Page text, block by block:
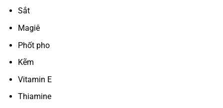
Sắt
Magiê
Phốt pho
Kẽm
Vitamin E
Thiamine